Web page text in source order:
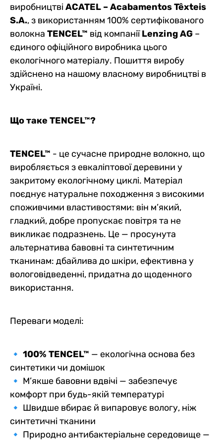
виробництвіACATEL – Acabamentos Têxteis
S.A., з використанням 100% сертифікованого
волокна TENCEL™ від компаніїLenzing AG –
єдиного офіційного виробника цього
екологічного матеріалу. Пошиття виробу
здійснено на нашому власному виробництві в
Україні.
Що таке TENCEL™?
TENCEL™ - це сучасне природне волокно, що
виробляється з евкаліптової деревини у
закритому екологічному циклі. Матеріал
поєднує натуральне походження з високими
споживчими властивостями: він м’який,
гладкий, добре пропускає повітря та не
викликає подразнень. Це — просунута
альтернатива бавовні та синтетичним
тканинам: дбайлива до шкіри, ефективна у
вологовідведенні, придатна до щоденного
використання.
Переваги моделі:
🔹 100% TENCEL™ — екологічна основа без
синтетики чи домішок
🔹 М’якше бавовни вдвічі — забезпечує
комфорт при будь-якій температурі
🔹 Швидше вбирає й випаровує вологу, ніж
синтетичні тканини
🔹 Природно антибактеріальне середовище —